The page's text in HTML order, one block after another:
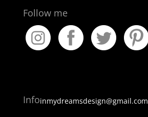
Follow me
Infoinmydreamsdesign@gmail.com